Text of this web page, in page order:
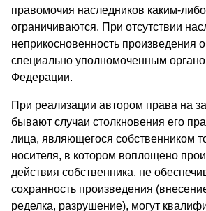
правомочия наследников каким-
ограничиваются. При от­сутствии
неприкосновенность произведения
специально уполномоченным
Федерации.
При реализации автором права на
бывают случаи столкновения его
лица, являющегося собственником
носителя, в котором вопло­щено
действия собственника, не
сохранность произведения
ределка, разрушение), могут